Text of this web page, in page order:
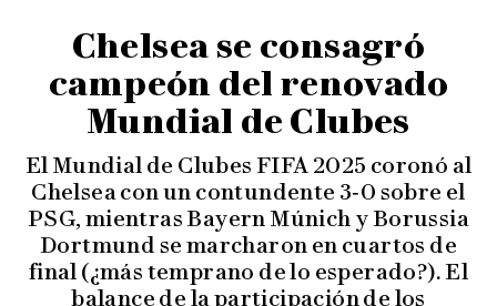
Chelsea se consagró
campeón del renovado
Mundial de Clubes
El Mundial de Clubes FIFA 2025 coronó al
Chelsea con un contundente 3‑0 sobre el
PSG, mientras Bayern Múnich y Borussia
Dortmund se marcharon en cuartos de
final (¿más temprano de lo esperado?). El
balance de la participación de los